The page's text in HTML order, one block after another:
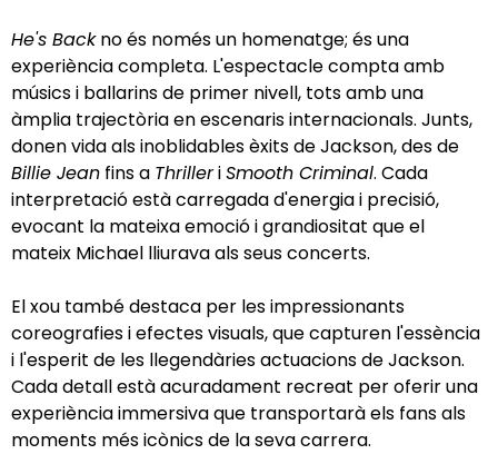
He's Backno és només un homenatge; és una
experiència completa. L'espectacle compta amb
músics i ballarins de primer nivell, tots amb una
àmplia trajectòria en escenaris internacionals. Junts,
donen vida als inoblidables èxits de Jackson, des de
Billie Jean fins a ThrilleriSmooth Criminal. Cada
interpretació està carregada d'energia i precisió,
evocant la mateixa emoció i grandiositat que el
mateix Michael lliurava als seus concerts.
El xou també destaca per les impressionants
coreografies i efectes visuals, que capturen l'essència
i l'esperit de les llegendàries actuacions de Jackson.
Cada detall està acuradament recreat per oferir una
experiència immersiva que transportarà els fans als
moments més icònics de la seva carrera.